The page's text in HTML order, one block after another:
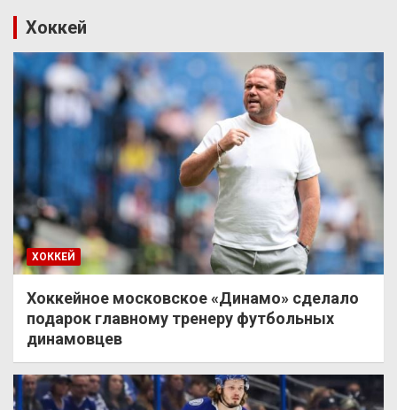
Хоккей
ХОККЕЙ
Хоккейное московское «Динамо» сделало
подарок главному тренеру футбольных
динамовцев